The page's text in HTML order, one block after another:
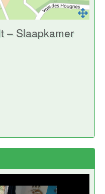
– Slaapkamer